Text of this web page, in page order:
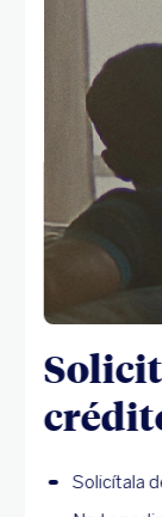
Solicítala